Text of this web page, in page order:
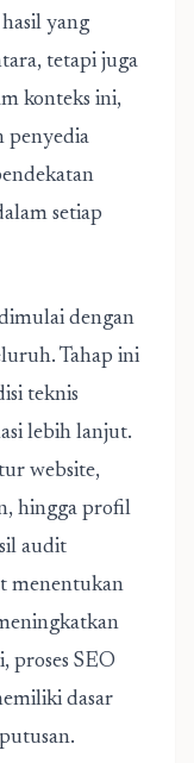
yang
tetapi juga
konteks ini,
penyedia
setiap
dengan
Tahap ini
teknis
lebih lanjut.
website,
hingga profil
audit
menentukan
proses SEO
dasar